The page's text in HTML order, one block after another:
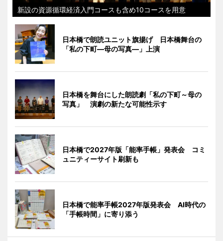
新設の資源循環経済入門コースも含め10コースを用意
日本橋で朗読ユニット旗揚げ 日本橋舞台の
「私の下町―母の写真―」上演
日本橋を舞台にした朗読劇「私の下町～母の
写真」 演劇の新たな可能性示す
日本橋で2027年版「能率手帳」発表会 コミ
ュニティーサイト刷新も
日本橋で能率手帳2027年版発表会 AI時代の
「手帳時間」に寄り添う